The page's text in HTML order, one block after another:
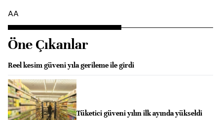
AA
Öne Çıkanlar
Reel kesim güveni yıla gerileme ile girdi
Tüketici güveni yılın ilk ayında yükseldi